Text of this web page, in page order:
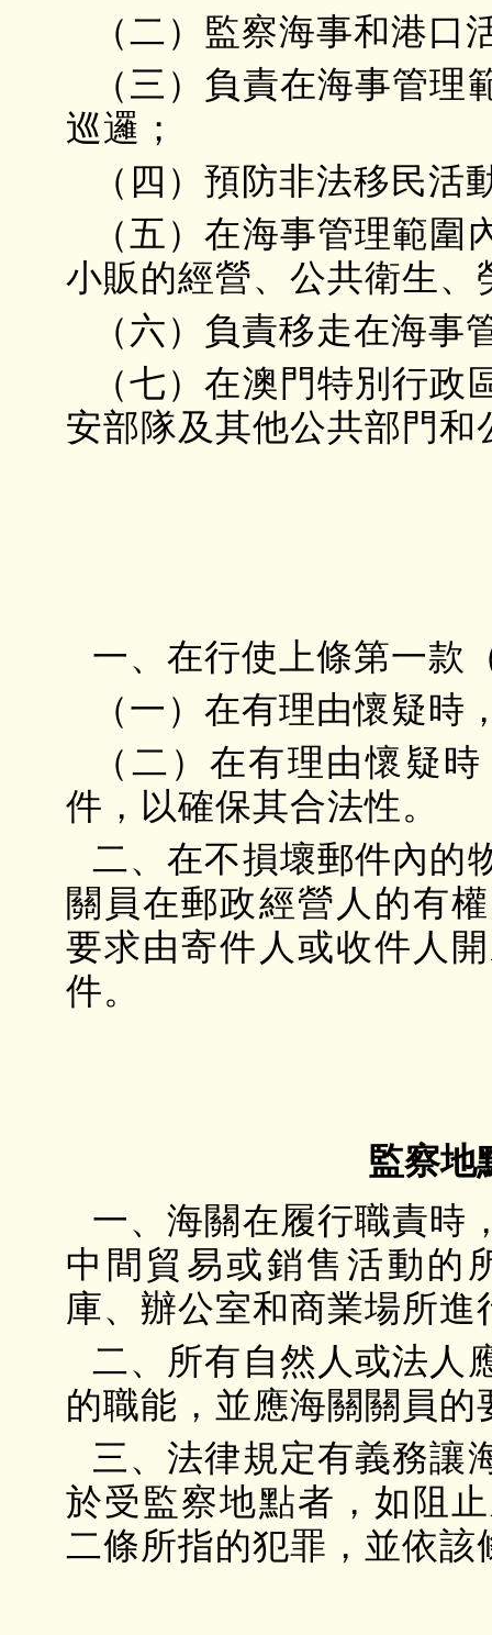
（二）監察海事和港口
（三）負責在海事管
巡邏；
（四）預防非法移民活
（五）在海事管理範
小販的經營、公共衛生
（六）負責移走在海
（七）在澳門特別行
安部隊及其他公共部門和
一、在行使上條第一款
（一）在有理由懷疑
（二）在有理由懷疑
件，以確保其合法性。
二、在不損壞郵件內的
關員在郵政經營人的有
要求由寄件人或收件人
件。
監察地
一、海關在履行職責時
中間貿易或銷售活動的
庫、辦公室和商業場所進
二、所有自然人或法人
的職能，並應海關關員
三、法律規定有義務讓
於受監察地點者，如阻
二條所指的犯罪，並依該